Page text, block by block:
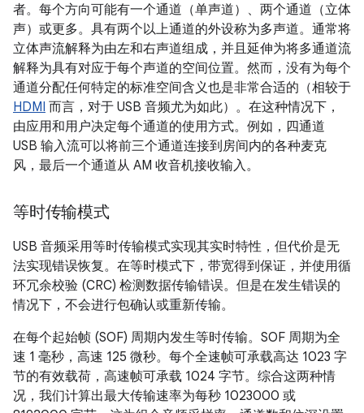
者。每个方向可能有一个通道（单声道）、两个通道（立体
声）或更多。 具有两个以上通道的外设称为多声道。 通常将
立体声流解释为由左和右声道组成，并且延伸为将多通道流
解释为具有对应于每个声道的空间位置。 然而，没有为每个
通道分配任何特定的标准空间含义也是非常合适的（相较于
HDMI 而言，对于 USB 音频尤为如此）。在这种情况下，
由应用和用户决定每个通道的使用方式。例如，四通道
USB 输入流可以将前三个通道连接到房间内的各种麦克
风，最后一个通道从 AM 收音机接收输入。
等时传输模式
USB 音频采用等时传输模式实现其实时特性，但代价是无
法实现错误恢复。在等时模式下，带宽得到保证，并使用循
环冗余校验 (CRC) 检测数据传输错误。但是在发生错误的
情况下，不会进行包确认或重新传输。
在每个起始帧 (SOF) 周期内发生等时传输。SOF 周期为全
速 1 毫秒，高速 125 微秒。每个全速帧可承载高达 1023 字
节的有效载荷，高速帧可承载 1024 字节。综合这两种情
况，我们计算出最大传输速率为每秒 1023000 或